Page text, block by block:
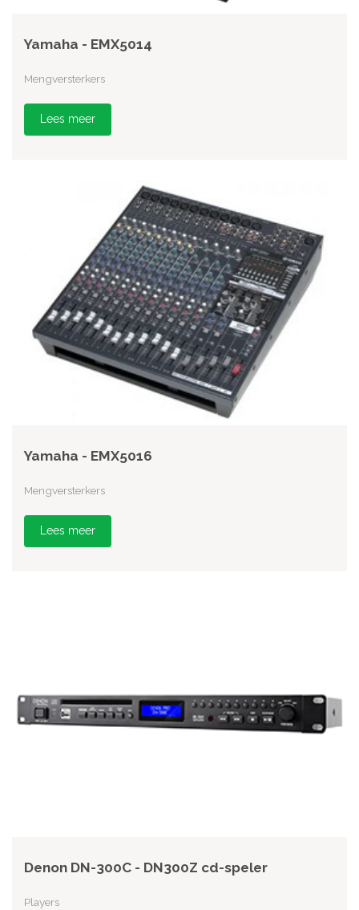
Yamaha - EMX5014
Mengversterkers
Lees meer
Yamaha - EMX5016
Mengversterkers
Lees meer
Denon DN-300C - DN300Z cd-speler
Players